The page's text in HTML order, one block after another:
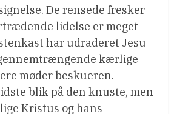
De rensede fresker
lidelse er meget
har udraderet Jesu
kærlige
møder beskueren.
blik på den knuste, men
Kristus og hans